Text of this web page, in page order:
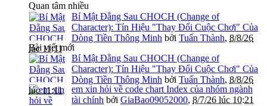
Quan tâm nhiều
Bí Mật Đằng Sau CHOCH (Change of
Character): Tín Hiệu "Thay Đổi Cuộc Chơi" Của
Dòng Tiền Thông Minh bởi Tuấn Thành, 8/8/26
lúc 11:11
Bài viết mới
Bí Mật Đằng Sau CHOCH (Change of
Character): Tín Hiệu "Thay Đổi Cuộc Chơi" Của
Dòng Tiền Thông Minh bởi Tuấn Thành, 8/8/26
lúc 11:11
em xin hỏi về code chart Index của nhóm ngành
tài chính bởi GiaBao09052000, 8/7/26 lúc 10:21